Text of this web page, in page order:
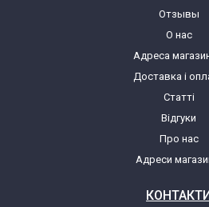
Отзывы
О нас
Адреса
Доставка і
Статті
Відгуки
Про нас
Адреси